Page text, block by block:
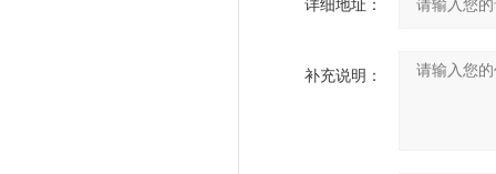
详细地址：
补充说明：